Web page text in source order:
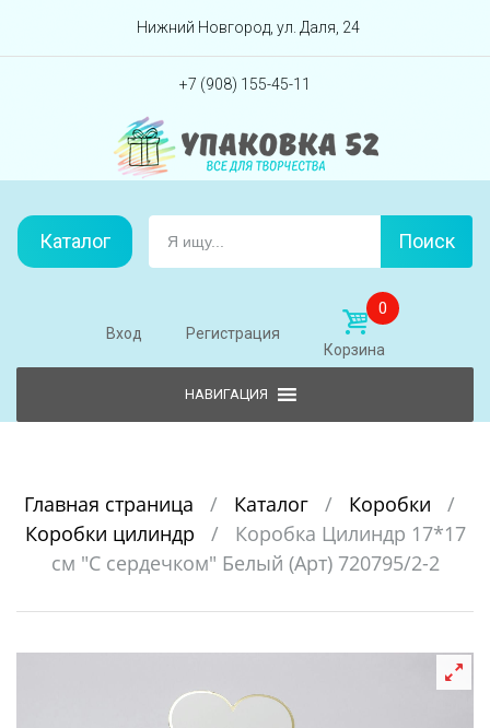
Перейти вниз
Нижний Новгород, ул. Даля, 24
+7 (908) 155-45-11
Каталог Поиск
Вход Регистрация
0
Корзина
Главная страница / Каталог / Коробки
/
Коробки цилиндр
/
Коробка Цилиндр 17*17
см "С сердечком" Белый (Арт) 720795/2-2